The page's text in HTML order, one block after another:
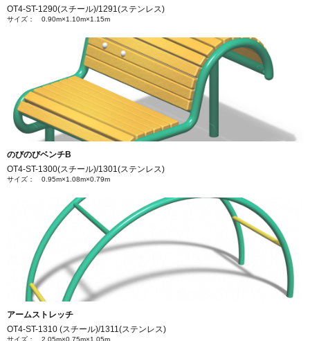
OT4-ST-1290(スチール)/1291(ステンレス)
サイズ： 0.90m×1.10m×1.15m
のびのびベンチB
OT4-ST-1300(スチール)/1301(ステンレス)
サイズ： 0.95m×1.08m×0.79m
アームストレッチ
OT4-ST-1310 (スチール)/1311(ステンレス)
サイズ： 2.05m×0.75m×1.05m